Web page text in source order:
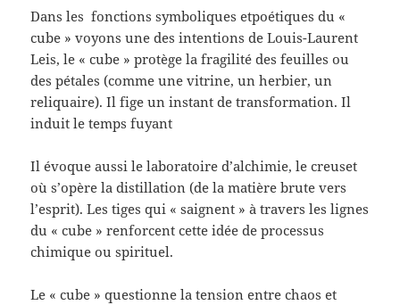
Dans les fonctions symboliques etpoétiques du «
cube » voyons une des intentions de Louis-Laurent
Leis, le « cube » protège la fragilité des feuilles ou
des pétales (comme une vitrine, un herbier, un
reliquaire). Il fige un instant de transformation. Il
induit le temps fuyant
Il évoque aussi le laboratoire d’alchimie, le creuset
où s’opère la distillation (de la matière brute vers
l’esprit). Les tiges qui « saignent » à travers les lignes
du « cube » renforcent cette idée de processus
chimique ou spirituel.
Le « cube » questionne la tension entre chaos et